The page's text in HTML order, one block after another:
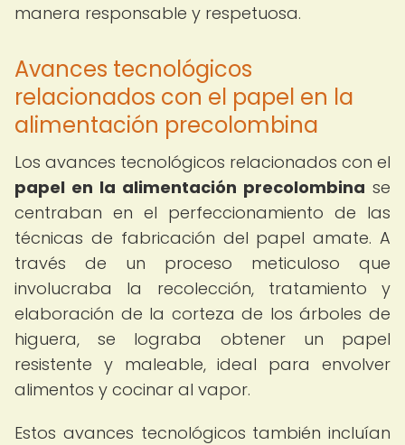
manera responsable y respetuosa.
Avances tecnológicos
relacionados con el papel en la
alimentación precolombina
Los avances tecnológicos relacionados con el
papel en la alimentación precolombina se
centraban en el perfeccionamiento de las
técnicas de fabricación del papel amate. A
través de un proceso meticuloso que
involucraba la recolección, tratamiento y
elaboración de la corteza de los árboles de
higuera, se lograba obtener un papel
resistente y maleable, ideal para envolver
alimentos y cocinar al vapor.
Estos avances tecnológicos también incluían